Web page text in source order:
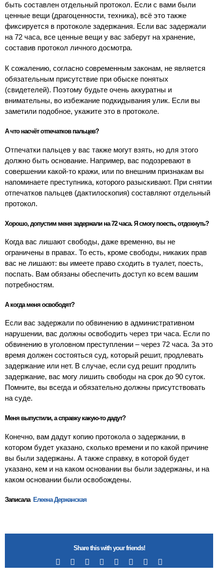
быть составлен отдельный протокол. Если с вами были
ценные вещи (драгоценности, техника), всё это также
фиксируется в протоколе задержания. Если вас задержали
на 72 часа, все ценные вещи у вас заберут на хранение,
составив протокол личного досмотра.
К сожалению, согласно современным законам, не является
обязательным присутствие при обыске понятых
(свидетелей). Поэтому будьте очень аккуратны и
внимательны, во избежание подкидывания улик. Если вы
заметили подобное, укажите это в протоколе.
А что насчёт отпечатков пальцев?
Отпечатки пальцев у вас также могут взять, но для этого
должно быть основание. Например, вас подозревают в
совершении какой-то кражи, или по внешним признакам вы
напоминаете преступника, которого разыскивают. При снятии
отпечатков пальцев (дактилоскопия) составляют отдельный
протокол.
Хорошо, допустим меня задержали на 72 часа. Я смогу поесть, отдохнуть?
Когда вас лишают свободы, даже временно, вы не
ограничены в правах. То есть, кроме свободы, никаких прав
вас не лишают: вы имеете право сходить в туалет, поесть,
поспать. Вам обязаны обеспечить доступ ко всем вашим
потребностям.
А когда меня освободят?
Если вас задержали по обвинению в административном
нарушении, вас должны освободить через три часа. Если по
обвинению в уголовном преступлении – через 72 часа. За это
время должен состояться суд, который решит, продлевать
задержание или нет. В случае, если суд решит продлить
задержание, вас могу лишить свободы на срок до 90 суток.
Помните, вы всегда и обязательно должны присутствовать
на суде.
Меня выпустили, а справку какую-то дадут?
Конечно, вам дадут копию протокола о задержании, в
котором будет указано, сколько времени и по какой причине
вы были задержаны. А также справку, в которой будет
указано, кем и на каком основании вы были задержаны, и на
каком основании были освобождены.
Записала Елеена Держанская
Share this with your friends!
Facebook RedditLinkedIn
TumblrPinterest